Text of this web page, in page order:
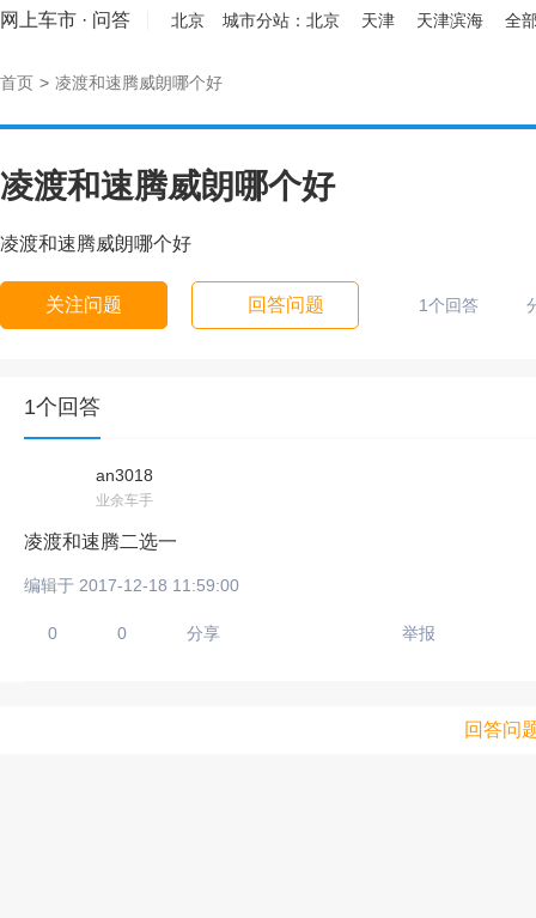
网上车市 · 问答 北京 城市分站： 北京 天津 天津滨海 全
首页 > 凌渡和速腾威朗哪个好
凌渡和速腾威朗哪个好
凌渡和速腾威朗哪个好
关注问题 回答问题 1个回答
1个回答
an3018
业余车手
凌渡和速腾二选一
编辑于 2017-12-18 11:59:00
0 0 分享 举报
回答问